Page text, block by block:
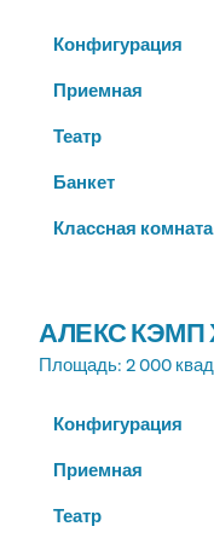
Конфигурация
Приемная
Театр
Банкет
Классная комната
АЛЕКС КЭМП
Площадь: 2 000
Конфигурация
Приемная
Театр